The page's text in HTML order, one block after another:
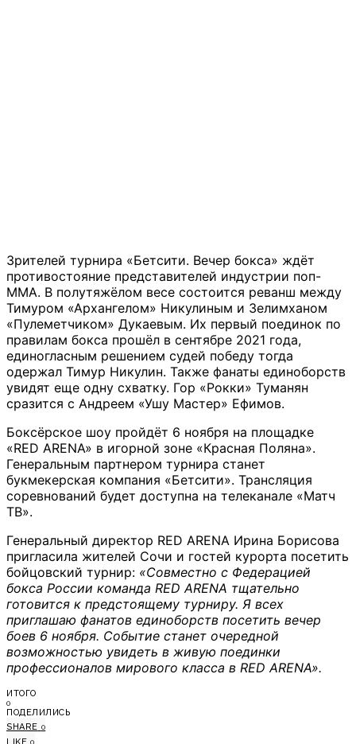
Зрителей турнира «Бетсити. Вечер бокса» ждёт
противостояние представителей индустрии поп-
MMA. В полутяжёлом весе состоится реванш между
Тимуром «Архангелом» Никулиным и Зелимханом
«Пулеметчиком» Дукаевым. Их первый поединок по
правилам бокса прошёл в сентябре 2021 года,
единогласным решением судей победу тогда
одержал Тимур Никулин. Также фанаты единоборств
увидят еще одну схватку. Гор «Рокки» Туманян
сразится с Андреем «Ушу Мастер» Ефимов.
Боксёрское шоу пройдёт 6 ноября на площадке
«RED ARENA» в игорной зоне «Красная Поляна».
Генеральным партнером турнира станет
букмекерская компания «Бетсити». Трансляция
соревнований будет доступна на телеканале «Матч
ТВ».
Генеральный директор RED ARENA Ирина Борисова
пригласила жителей Сочи и гостей курорта посетить
бойцовский турнир: «Совместно с Федерацией
бокса России команда RED ARENA тщательно
готовится к предстоящему турниру. Я всех
приглашаю фанатов единоборств посетить вечер
боев 6 ноября. Событие станет очередной
возможностью увидеть в живую поединки
профессионалов мирового класса в RED ARENA».
ИТОГО
0
ПОДЕЛИЛИСЬ
SHARE 0
0